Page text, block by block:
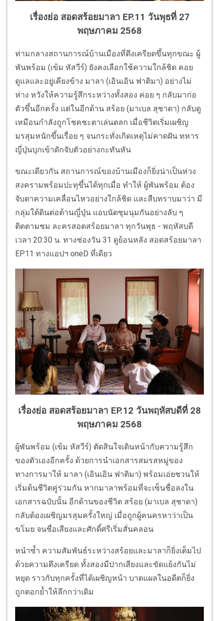
เรื่องย่อ สอดสร้อยมาลา EP.11 วันพุธที่ 27
พฤษภาคม 2568
ท่ามกลางสถานการณ์บ้านเมืองที่ตึงเครียดขึ้นทุกขณะ ผู้
พันพร้อม (เข้ม หัสวีร์) ยังคงเลือกใช้ความใกล้ชิด คอย
ดูแลและอยู่เคียงข้าง มาลา (เอินเอิน ฟาติมา) อย่างไม่
ห่าง หวังให้ความรู้สึกระหว่างทั้งสอง ค่อย ๆ กลับมาก่อ
ตัวขึ้นอีกครั้ง แต่ในอีกด้าน สร้อย (มาเบล สุชาดา) กลับดู
เหมือนกำลังถูกโชคชะตาเล่นตลก เมื่อชีวิตเริ่มเผชิญ
มรสุมหนักขึ้นเรื่อย ๆ จนกระทั่งเกิดเหตุไม่คาดฝัน ทหาร
ญี่ปุ่นบุกเข้าดักจับตัวอย่างกะทันหัน
ขณะเดียวกัน สถานการณ์ของบ้านเมืองก็ยิ่งน่าเป็นห่วง
สงครามพร้อมปะทุขึ้นได้ทุกเมื่อ ทำให้ ผู้พันพร้อม ต้อง
จับตาความเคลื่อนไหวอย่างใกล้ชิด และสืบทราบมาว่า มี
กลุ่มใต้ดินต่อต้านญี่ปุ่น แอบนัดชุมนุมกันอย่างลับ ๆ
ติดตามชม ละครสอดสร้อยมาลา ทุกวันพุธ - พฤหัสบดี
เวลา 20:30 น. ทางช่องวัน 31 ดูย้อนหลัง สอดสร้อยมาลา
EP.11 ทางแอปฯ oneD ที่เดียว
เรื่องย่อ สอดสร้อยมาลา EP.12 วันพฤหัสบดีที่ 28
พฤษภาคม 2568
ผู้พันพร้อม (เข้ม หัสวีร์) ตัดสินใจเดินหน้ากับความรู้สึก
ของตัวเองอีกครั้ง ด้วยการนำเอกสารสมรสหมู่ของ
ทางการมาให้ มาลา (เอินเอิน ฟาติมา) พร้อมเอ่ยชวนให้
เริ่มต้นชีวิตคู่ร่วมกัน หากมาลาพร้อมที่จะเซ็นชื่อลงใน
เอกสารฉบับนั้น อีกด้านของชีวิต สร้อย (มาเบล สุชาดา)
กลับต้องเผชิญมรสุมครั้งใหญ่ เมื่อถูกผู้คนครหาว่าเป็น
ขโมย จนชื่อเสียงและศักดิ์ศรีเริ่มสั่นคลอน
หนำซ้ำ ความสัมพันธ์ระหว่างสร้อยและมาลาก็ยิ่งเต็มไป
ด้วยความตึงเครียด ทั้งสองมีปากเสียงและขัดแย้งกันไม่
หยุด ราวกับทุกครั้งที่ได้เผชิญหน้า บาดแผลในอดีตก็ยิ่ง
ถูกตอกย้ำให้ลึกกว่าเดิม